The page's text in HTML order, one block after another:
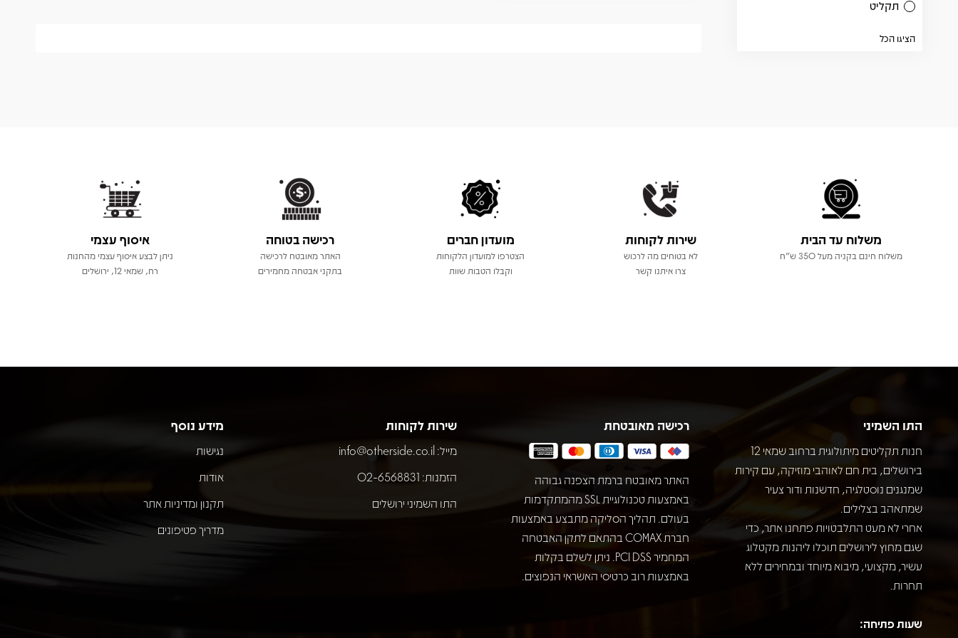
תקליט
הציגו הכל
משלוח עד הבית
משלוח חינם בקניה מעל 350 ש"ח
שירות לקוחות
לא בטוחים מה לרכוש
צרו איתנו קשר
מועדון חברים
הצטרפו למועדון הלקוחות
וקבלו הטבות שוות
רכישה בטוחה
האתר מאובטח לרכישה
בתקני אבטחה מחמירים
איסוף עצמי
ניתן לבצע איסוף עצמי מהחנות
רח, שמאי 12, ירושלים
התו השמיני
חנות תקליטים מיתולוגית ברחוב שמאי 12
בירושלים, בית חם לאוהבי מוזיקה, עם קירות
שמנגנים נוסטלגיה, חדשנות ודור צעיר
שמתאהב בצלילים.
אחרי לא מעט התלבטויות פתחנו אתר, כדי
שגם מחוץ לירושלים תוכלו ליהנות מקטלוג
עשיר, מקצועי, מיבוא מיוחד ובמחירים ללא
תחרות.
שעות פתיחה:
רכישה מאובטחת
האתר מאובטח ברמת הצפנה גבוהה
באמצעות טכנולוגיית SSL מהמתקדמות
בעולם. תהליך הסליקה מתבצע באמצעות
חברת COMAX בהתאם לתקן האבטחה
המחמיר PCI DSS. ניתן לשלם בקלות
באמצעות רוב כרטיסי האשראי הנפוצים.
שירות לקוחות
מייל: info@otherside.co.il
הזמנות: 02-6568831
התו השמיני ירושלים
מידע נוסף
נגישות
אודות
תקנון ומדיניות אתר
מדריך פטיפונים